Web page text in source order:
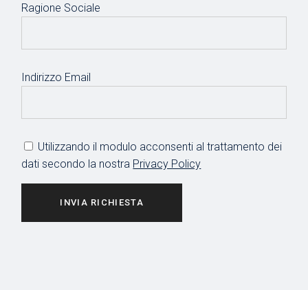
Ragione Sociale
Indirizzo Email
Utilizzando il modulo acconsenti al trattamento dei
dati secondo la nostra Privacy Policy
INVIA RICHIESTA